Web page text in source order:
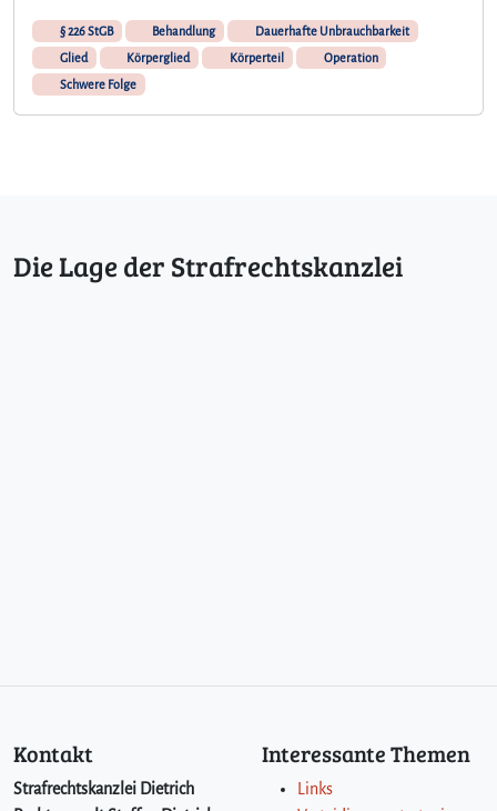
§ 226 StGB Behandlung
Dauerhafte Unbrauchbarkeit
Glied
Körperglied Körperteil
Operation
Schwere Folge
Die Lage der Strafrechtskanzlei
Kontakt
Strafrechtskanzlei Dietrich
Interessante Themen
Links